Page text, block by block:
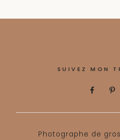
SUIVEZ MON
Photographe de